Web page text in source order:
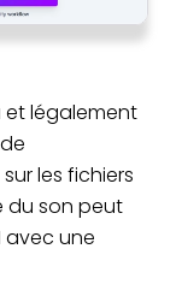
et légalement
les fichiers
du son peut
avec une